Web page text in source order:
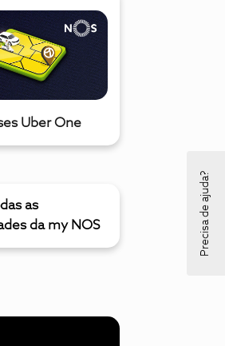
Uber One
as
da my NOS
Precisa de ajuda?